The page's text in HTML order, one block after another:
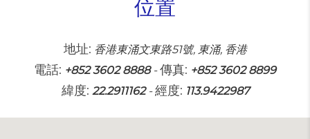
位置
地址: 香港東涌文東路51號, 東涌, 香港
電話: +852 3602 8888-傳真: +852 3602 8899
緯度: 22.2911162-經度: 113.9422987